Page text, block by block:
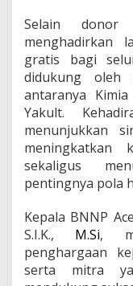
Selain
menghadirkan
gratis bagi
didukung oleh
antaranya
Yakult.
menunjukkan
meningkatkan
sekaligus
pentingnya pola
Kepala BNNP
S.I.K., M.Si,
penghargaan
serta mitra